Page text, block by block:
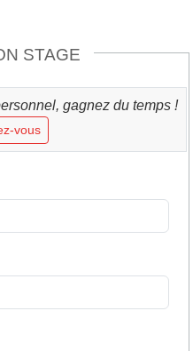
STAGE
gagnez du temps !
vous